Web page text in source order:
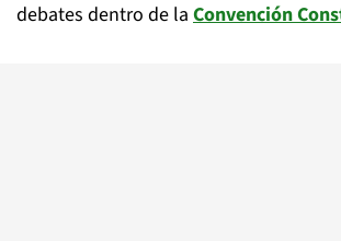
debates dentro de la Convención